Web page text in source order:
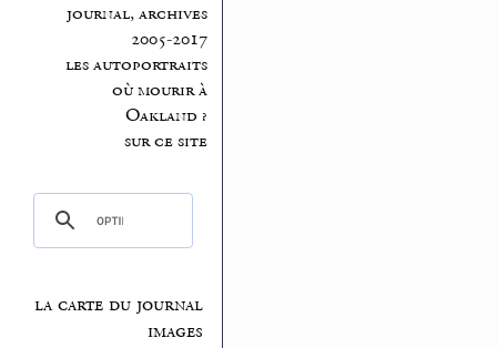
journal, archives
2005-2017
les autoportraits
où mourir à
Oakland ?
sur ce site
la carte du journal
images